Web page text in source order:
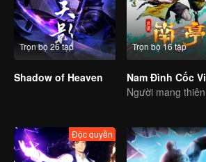
Trọn bộ 26 tập
Shadow of Heaven
Trọn bộ 16 tập
Nam Đình Cốc Vi
Độc quyền